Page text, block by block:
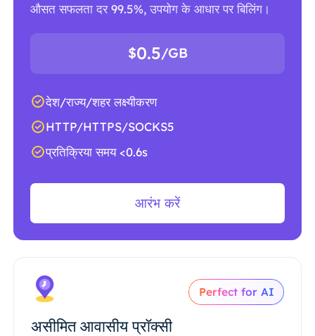
औसत सफलता दर 99.5%, उपयोग के आधार पर बिलिंग।
$0.5/GB
देश/राज्य/शहर लक्ष्यीकरण
HTTP/HTTPS/SOCKS5
प्रतिक्रिया समय <0.6s
आरंभ करें
Perfect for AI
असीमित आवासीय प्रॉक्सी